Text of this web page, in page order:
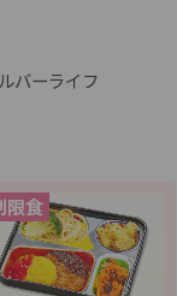
バーライフ